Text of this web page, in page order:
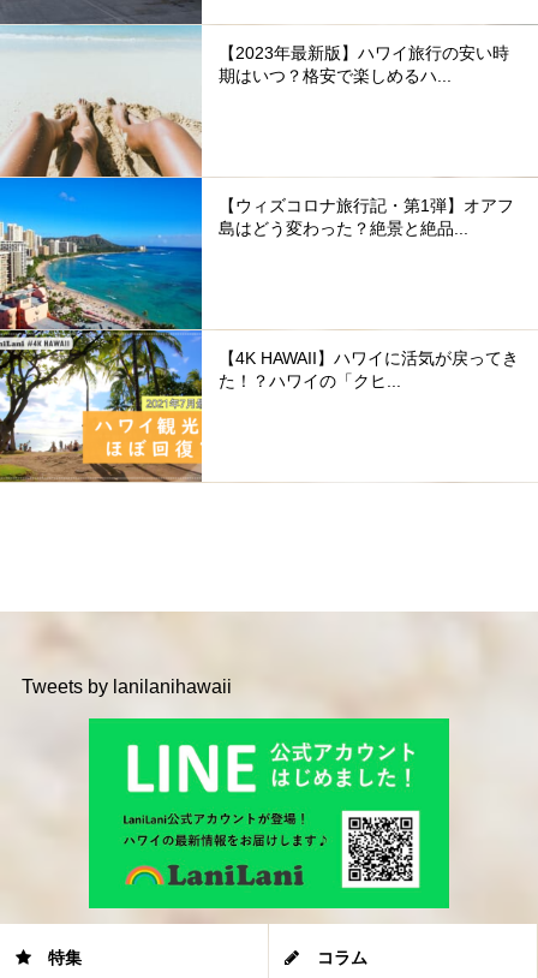
【2023年最新版】ハワイ旅行の安い時
期はいつ？格安で楽しめるハ...
【ウィズコロナ旅行記・第1弾】オアフ
島はどう変わった？絶景と絶品...
【4K HAWAII】ハワイに活気が戻ってき
た！？ハワイの「クヒ...
Tweets by lanilanihawaii
特集 コラム